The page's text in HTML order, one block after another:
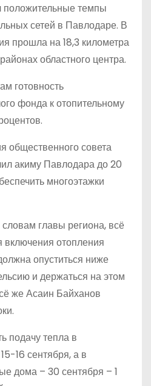
положительные темпы
сетей в Павлодаре. В
прошла на 18,3 километра
областного центра.
готовность
фонда к отопительному
общественного совета
акиму Павлодара до 20
многоэтажки
словам главы региона, всё
включения отопления
опуститься ниже
и держаться на этом
же Асаин Байханов
подачу тепла в
16 сентября, а в
дома – 30 сентября – 1